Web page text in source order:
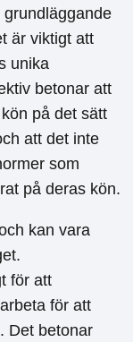
är viktigt att
unika
betonar att
på det sätt
att det inte
som
på deras kön.
kan vara
för att
för att
Det betonar